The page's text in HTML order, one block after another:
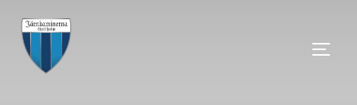
innehåll